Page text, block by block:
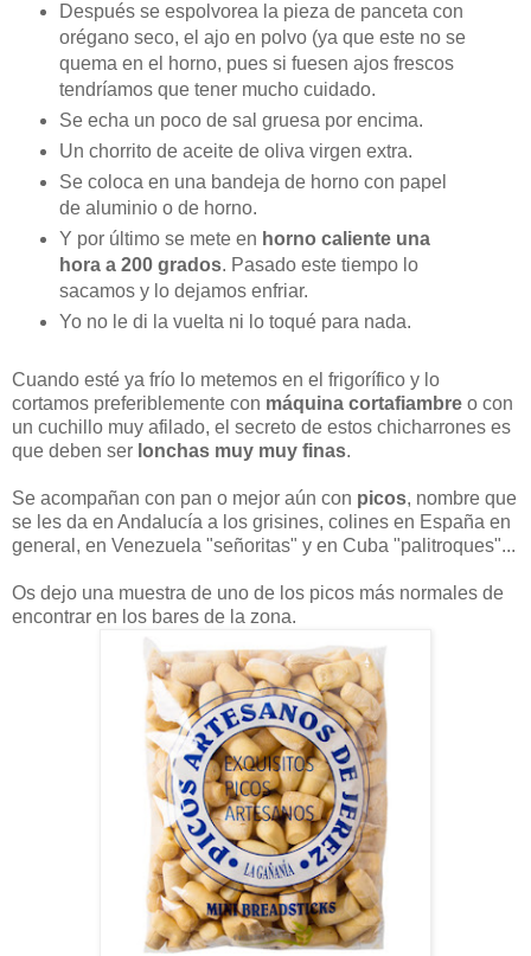
Después se espolvorea la pieza de panceta con
orégano seco, el ajo en polvo (ya que este no se
quema en el horno, pues si fuesen ajos frescos
tendríamos que tener mucho cuidado.
Se echa un poco de sal gruesa por encima.
Un chorrito de aceite de oliva virgen extra.
Se coloca en una bandeja de horno con papel
de aluminio o de horno.
Y por último se mete en horno caliente una
hora a 200 grados. Pasado este tiempo lo
sacamos y lo dejamos enfriar.
Yo no le di la vuelta ni lo toqué para nada.
Cuando esté ya frío lo metemos en el frigorífico y lo
cortamos preferiblemente con máquina cortafiambre o con
un cuchillo muy afilado, el secreto de estos chicharrones es
que deben ser lonchas muy muy finas.
Se acompañan con pan o mejor aún con picos, nombre que
se les da en Andalucía a los grisines, colines en España en
general, en Venezuela "señoritas" y en Cuba "palitroques"...
Os dejo una muestra de uno de los picos más normales de
encontrar en los bares de la zona.